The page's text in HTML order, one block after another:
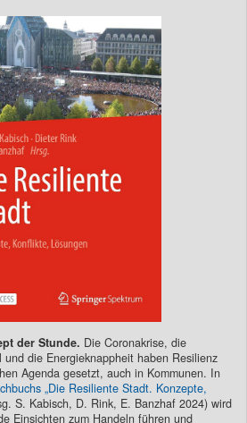
der Stunde. Die Coronakrise, die
die Energieknappheit haben Resilienz
Agenda gesetzt, auch in Kommunen. In
„Die Resiliente Stadt. Konzepte,
S. Kabisch, D. Rink, E. Banzhaf 2024) wird
Einsichten zum Handeln führen und